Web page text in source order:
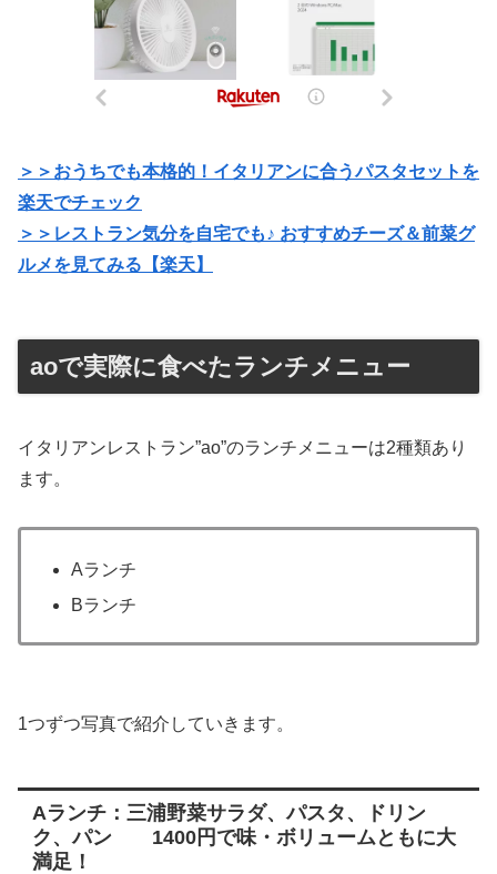
＞＞おうちでも本格的！イタリアンに合うパスタセットを
楽天でチェック
＞＞レストラン気分を自宅でも♪ おすすめチーズ＆前菜グ
ルメを見てみる【楽天】
aoで実際に食べたランチメニュー
イタリアンレストラン”ao”のランチメニューは2種類あり
ます。
Aランチ
Bランチ
1つずつ写真で紹介していきます。
Aランチ：三浦野菜サラダ、パスタ、ドリン
ク、パン 1400円で味・ボリュームともに大
満足！